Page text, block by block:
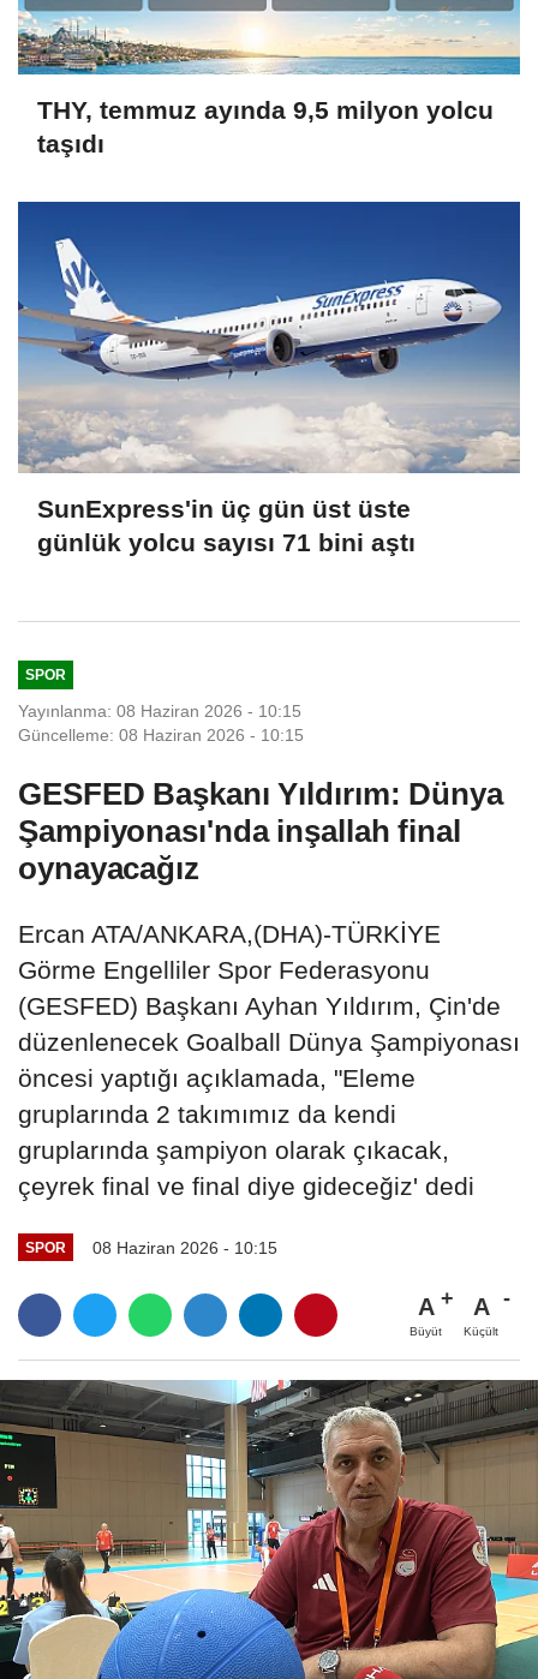
THY, temmuz ayında 9,5 milyon yolcu
taşıdı
SunExpress'in üç gün üst üste
günlük yolcu sayısı 71 bini aştı
SPOR
Yayınlanma: 08 Haziran 2026 - 10:15
Güncelleme: 08 Haziran 2026 - 10:15
GESFED Başkanı Yıldırım: Dünya
Şampiyonası'nda inşallah final
oynayacağız
Ercan ATA/ANKARA,(DHA)-TÜRKİYE
Görme Engelliler Spor Federasyonu
(GESFED) Başkanı Ayhan Yıldırım, Çin'de
düzenlenecek Goalball Dünya Şampiyonası
öncesi yaptığı açıklamada, "Eleme
gruplarında 2 takımımız da kendi
gruplarında şampiyon olarak çıkacak,
çeyrek final ve final diye gideceğiz' dedi
SPOR 08 Haziran 2026 - 10:15
A
Büyüt
A
Küçült